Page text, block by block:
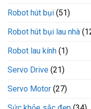
Robot hút bụi (51)
Robot hút bụi lau nhà
Robot lau kính (1)
Servo Drive (21)
Servo Motor (27)